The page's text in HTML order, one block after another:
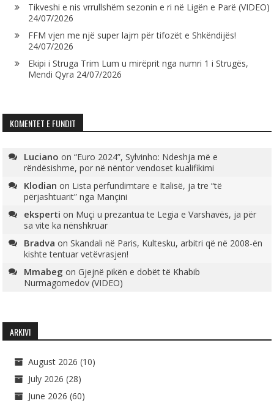
Tikveshi e nis vrrullshëm sezonin e ri në Ligën e Parë (VIDEO)
24/07/2026
FFM vjen me një super lajm për tifozët e Shkëndijës!
24/07/2026
Ekipi i Struga Trim Lum u mirëprit nga numri 1 i Strugës,
Mendi Qyra 24/07/2026
KOMENTET E FUNDIT
Luciano on“Euro 2024”, Sylvinho: Ndeshja më e
rëndësishme, por në nëntor vendoset kualifikimi
Klodian on Lista përfundimtare e Italisë, ja tre “të
përjashtuarit” nga Mançini
eksperti on Muçi u prezantua te Legia e Varshavës, ja për
sa vite ka nënshkruar
Bradva onSkandali në Paris, Kultesku, arbitri që në 2008-ën
kishte tentuar vetëvrasjen!
Mmabeg onGjejnë pikën e dobët të Khabib
Nurmagomedov (VIDEO)
ARKIVI
August 2026 (10)
July 2026 (28)
June 2026 (60)